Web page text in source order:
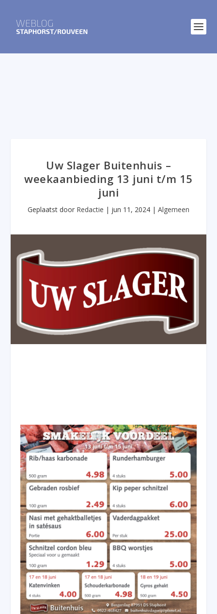
Uw Slager Buitenhuis –
weekaanbieding 13 juni t/m 15
juni
Geplaatst door Redactie | jun 11, 2024 | Algemeen